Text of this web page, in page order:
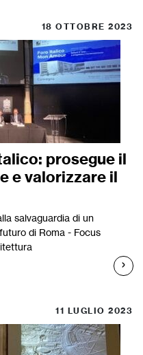
18 OTTOBRE 2023
prosegue il
e valorizzare il
salvaguardia di un
di Roma - Focus
11 LUGLIO 2023